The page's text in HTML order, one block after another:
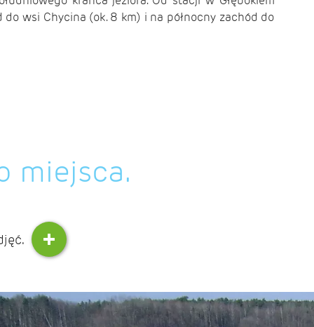
wsi Chycina (ok. 8 km) i na północny zachód do
miejsca.